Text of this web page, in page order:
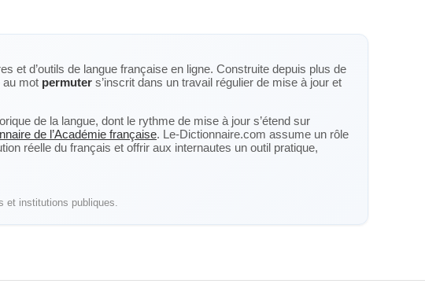
et d’outils de langue française en ligne. Construite depuis plus de
au mot permuter s’inscrit dans un travail régulier de mise à jour et
de la langue, dont le rythme de mise à jour s’étend sur
de l’Académie française. Le-Dictionnaire.com assume un rôle
réelle du français et offrir aux internautes un outil pratique,
et institutions publiques.